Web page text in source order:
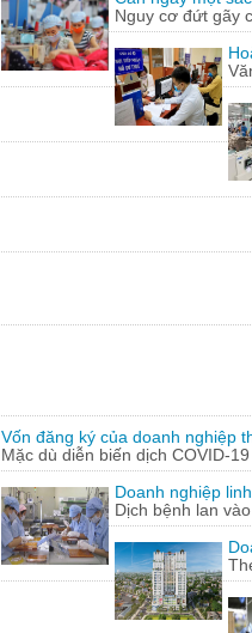
Nguy cơ đứt gãy
Vốn đăng ký của doanh nghiệp
Mặc dù diễn biến dịch COVID-
Doanh nghiệp
Dịch bệnh lan